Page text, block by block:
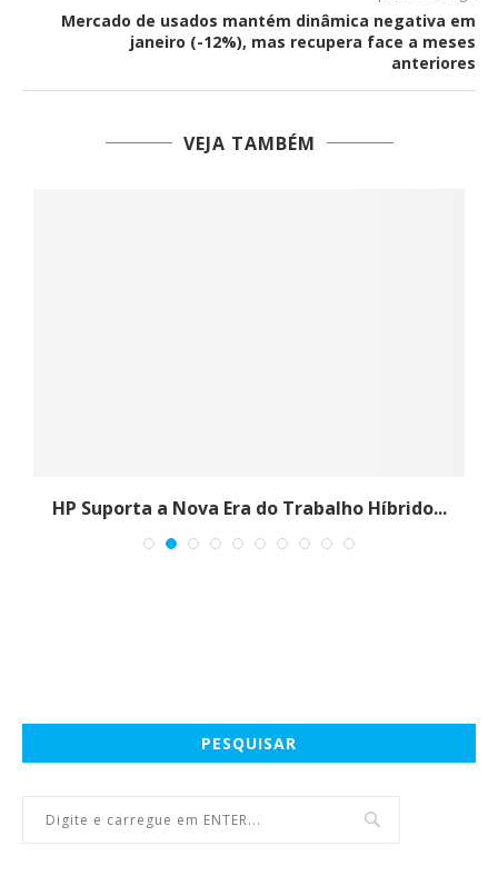
Mercado de usados mantém dinâmica negativa em
janeiro (-12%), mas recupera face a meses
anteriores
VEJA TAMBÉM
HP Suporta a Nova Era do Trabalho Híbrido...
PESQUISAR